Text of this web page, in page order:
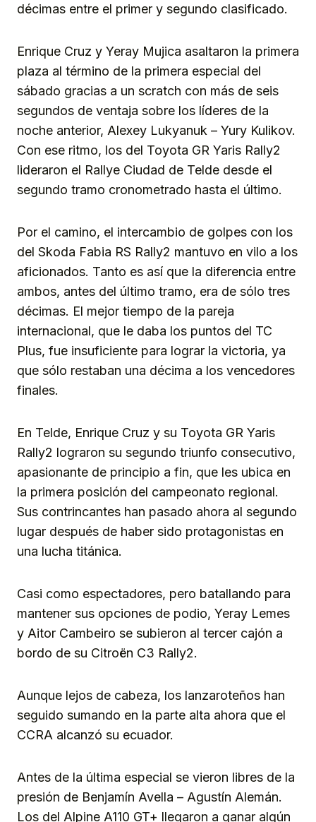
décimas entre el primer y segundo clasificado.
Enrique Cruz y Yeray Mujica asaltaron la primera
plaza al término de la primera especial del
sábado gracias a un scratch con más de seis
segundos de ventaja sobre los líderes de la
noche anterior, Alexey Lukyanuk – Yury Kulikov.
Con ese ritmo, los del Toyota GR Yaris Rally2
lideraron el Rallye Ciudad de Telde desde el
segundo tramo cronometrado hasta el último.
Por el camino, el intercambio de golpes con los
del Skoda Fabia RS Rally2 mantuvo en vilo a los
aficionados. Tanto es así que la diferencia entre
ambos, antes del último tramo, era de sólo tres
décimas. El mejor tiempo de la pareja
internacional, que le daba los puntos del TC
Plus, fue insuficiente para lograr la victoria, ya
que sólo restaban una décima a los vencedores
finales.
En Telde, Enrique Cruz y su Toyota GR Yaris
Rally2 lograron su segundo triunfo consecutivo,
apasionante de principio a fin, que les ubica en
la primera posición del campeonato regional.
Sus contrincantes han pasado ahora al segundo
lugar después de haber sido protagonistas en
una lucha titánica.
Casi como espectadores, pero batallando para
mantener sus opciones de podio, Yeray Lemes
y Aitor Cambeiro se subieron al tercer cajón a
bordo de su Citroën C3 Rally2.
Aunque lejos de cabeza, los lanzaroteños han
seguido sumando en la parte alta ahora que el
CCRA alcanzó su ecuador.
Antes de la última especial se vieron libres de la
presión de Benjamín Avella – Agustín Alemán.
Los del Alpine A110 GT+ llegaron a ganar algún